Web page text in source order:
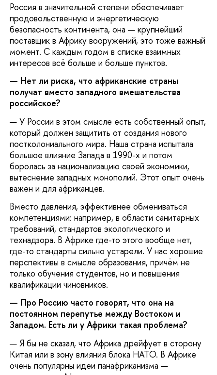
Россия в значительной степени обеспечивает
продовольственную и энергетическую
безопасность континента, она — крупнейший
поставщик в Африку вооружений, это тоже важный
момент. С каждым годом в списке взаимных
интересов всё больше и больше пунктов.
— Нет ли риска, что африканские страны
получат вместо западного вмешательства
российское?
— У России в этом смысле есть собственный опыт,
который должен защитить от создания нового
постколониального мира. Наша страна испытала
большое влияние Запада в 1990-х и потом
боролась за национализацию своей экономики,
вытеснение западных монополий. Этот опыт очень
важен и для африканцев.
Вместо давления, эффективнее обмениваться
компетенциями: например, в области санитарных
требований, стандартов экологического и
технадзора. В Африке где-то этого вообще нет,
где-то стандарты сильно устарели. У нас хорошие
перспективы в смысле образования, причём не
только обучения студентов, но и повышения
квалификации чиновников.
— Про Россию часто говорят, что она на
постоянном перепутье между Востоком и
Западом. Есть ли у Африки такая проблема?
— Я бы не сказал, что Африка дрейфует в сторону
Китая или в зону влияния блока НАТО. В Африке
очень популярны идеи панафриканизма —